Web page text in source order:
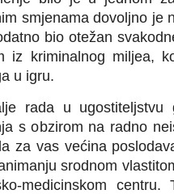
smjenama dovoljno je
bio otežan
iz kriminalnog miljea,
u igru.
rada u
s obzirom na radno
za vas većina
srodnom
medicinskom centru.